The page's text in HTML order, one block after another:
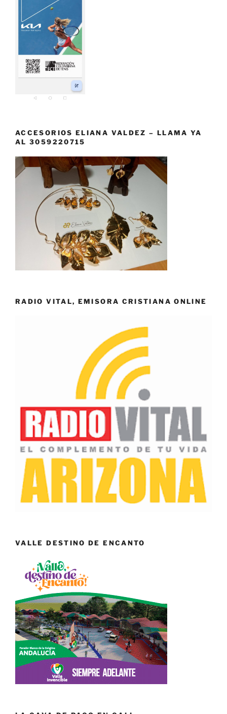
ACCESORIOS ELIANA VALDEZ – LLAMA YA
AL 3059220715
RADIO VITAL, EMISORA CRISTIANA ONLINE
VALLE DESTINO DE ENCANTO